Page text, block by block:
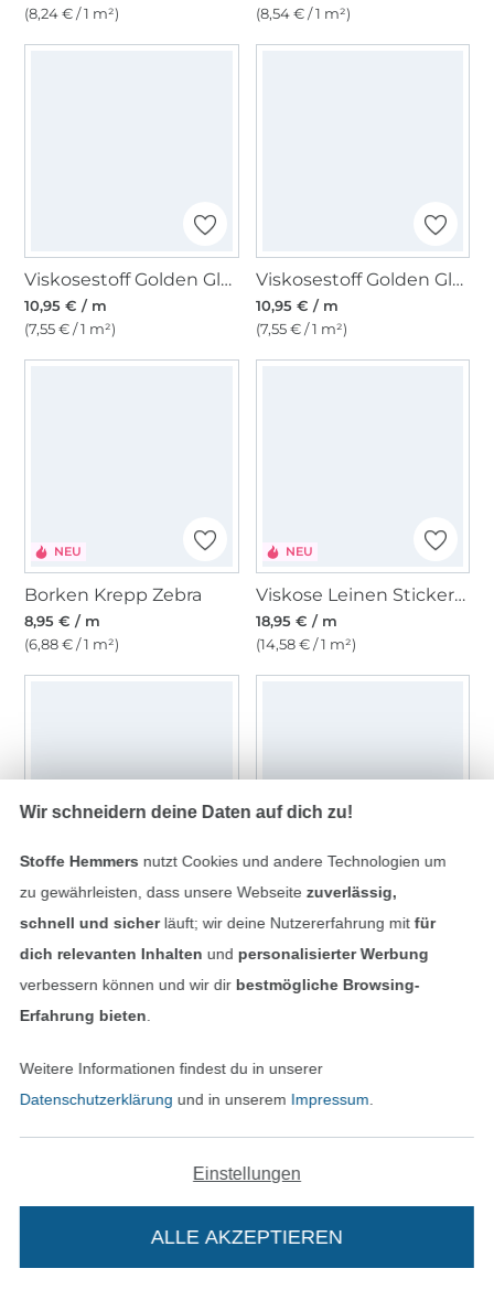
(8,24 € / 1 m²)
(8,54 € / 1 m²)
Viskosestoff Golden Glamour, petrol
10,95 € / m
(7,55 € / 1 m²)
Viskosestoff Golden Glamour, moosgrün
10,95 € / m
(7,55 € / 1 m²)
NEU
Borken Krepp Zebra
8,95 € / m
(6,88 € / 1 m²)
NEU
Viskose Leinen Stickerei Midnight Blossom, schwarz
18,95 € / m
(14,58 € / 1 m²)
NEU
(10,31 € / 1 m²)
NEU
(10,31 € / 1 m²)
Bald lieferbar
Leinen Mix Pepino, marine
Wir schneidern deine Daten auf dich zu!
Stoffe Hemmers nutzt Cookies und andere Technologien um
zu gewährleisten, dass unsere Webseite zuverlässig,
schnell und sicherläuft; wir deine Nutzererfahrung mitfür
dich relevanten Inhalten und personalisierter Werbung
verbessern können und wir dir bestmögliche Browsing-
Erfahrung bieten
Weitere Informationen findest du in unserer
Datenschutzerklärung und in unserem Impressum
Einstellungen
ALLE AKZEPTIEREN